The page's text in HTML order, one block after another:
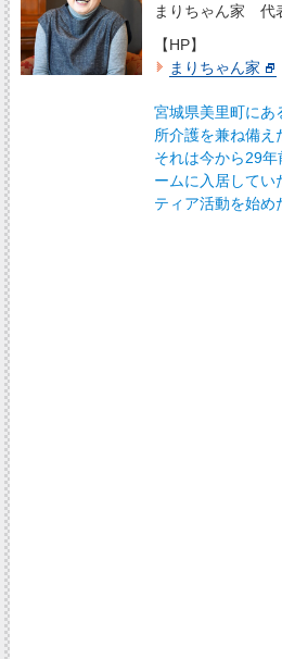
まりちゃん家 代
【HP】
まりちゃん家
宮城県美里町にあ
所介護を兼ね備え
それは今から29
ームに入居してい
ティア活動を始め